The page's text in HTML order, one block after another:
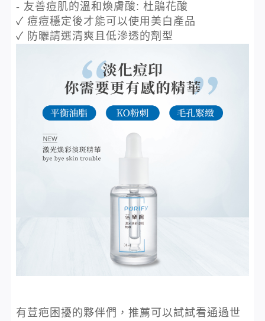
- 友善痘肌的溫和煥膚酸: 杜鵑花酸
✓ 痘痘穩定後才能可以使用美白產品
✓ 防曬請選清爽且低滲透的劑型
有荳疤困擾的夥伴們，推薦可以試試看通過世